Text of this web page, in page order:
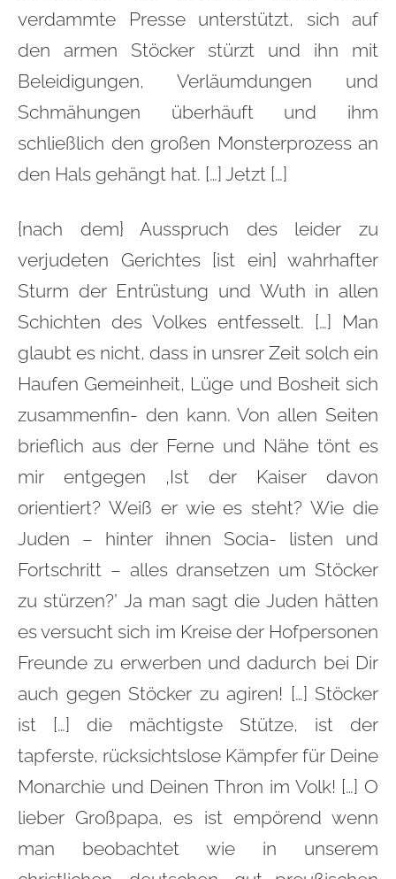
verdammte Presse unterstützt, sich auf
den armen Stöcker stürzt und ihn mit
Beleidigungen, Verläumdungen und
Schmähungen überhäuft und ihm
schließlich den großen Monsterprozess an
den Hals gehängt hat. […] Jetzt […]
{nach dem} Ausspruch des leider zu
verjudeten Gerichtes [ist ein] wahrhafter
Sturm der Entrüstung und Wuth in allen
Schichten des Volkes entfesselt. […] Man
glaubt es nicht, dass in unsrer Zeit solch ein
Haufen Gemeinheit, Lüge und Bosheit sich
zusammenfin- den kann. Von allen Seiten
brieflich aus der Ferne und Nähe tönt es
mir entgegen ‚Ist der Kaiser davon
orientiert? Weiß er wie es steht? Wie die
Juden – hinter ihnen Socia- listen und
Fortschritt – alles dransetzen um Stöcker
zu stürzen?’ Ja man sagt die Juden hätten
es versucht sich im Kreise der Hofpersonen
Freunde zu erwerben und dadurch bei Dir
auch gegen Stöcker zu agiren! […] Stöcker
ist […] die mächtigste Stütze, ist der
tapferste, rücksichtslose Kämpfer für Deine
Monarchie und Deinen Thron im Volk! […] O
lieber Großpapa, es ist empörend wenn
man beobachtet wie in unserem